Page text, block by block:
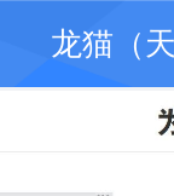
龙猫（